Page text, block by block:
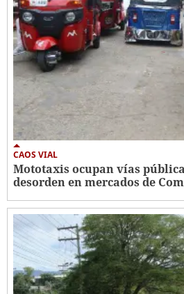
CAOS VIAL
Mototaxis ocupan vías
desorden en mercados de